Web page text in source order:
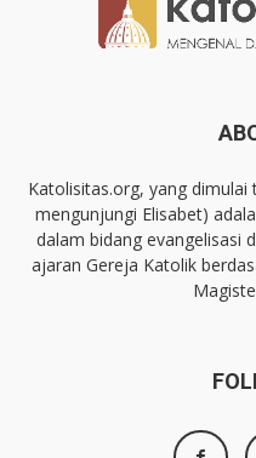
Katolisitas.org, yang
mengunjungi Elisabet)
dalam bidang evangelisasi
ajaran Gereja Katolik